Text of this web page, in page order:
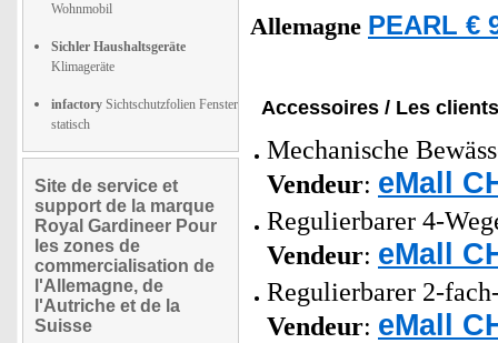
Wohnmobil
Sichler Haushaltsgeräte
Klimageräte
infactory Sichtschutzfolien Fenster
statisch
Site de service et
support de la marque
Royal Gardineer Pour
les zones de
commercialisation de
l'Allemagne, de
l'Autriche et de la
Suisse
Allemagne PEARL €
Accessoires / Les
Mechanische
Vendeur: eMall
Regulierbarer 4-
Vendeur: eMall
Regulierbarer 2-
Vendeur: eMall